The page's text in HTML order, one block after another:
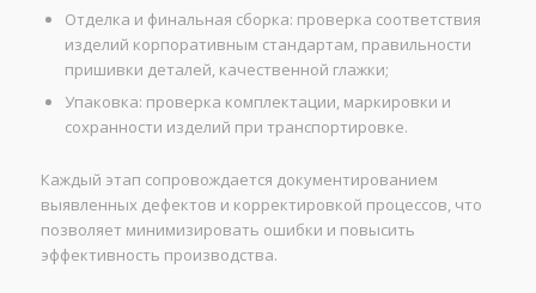
Отделка и финальная сборка: проверка соответствия
изделий корпоративным стандартам, правильности
пришивки деталей, качественной глажки;
Упаковка: проверка комплектации, маркировки и
сохранности изделий при транспортировке.
Каждый этап сопровождается документированием
выявленных дефектов и корректировкой процессов, что
позволяет минимизировать ошибки и повысить
эффективность производства.